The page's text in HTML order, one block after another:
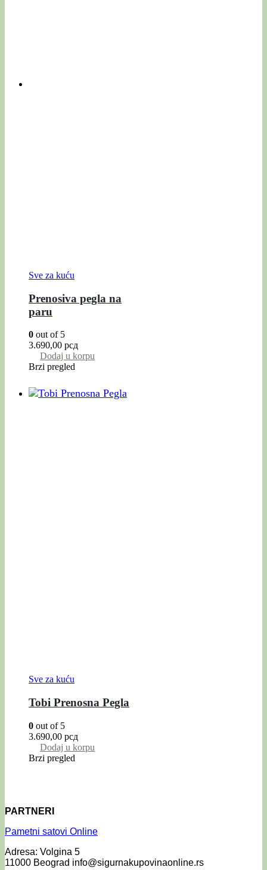
Sve za kuću
Prenosiva pegla na
paru
0 out of 5
3.690,00 рсд
Dodaj u korpu
Brzi pregled
Sve za kuću
Tobi Prenosna Pegla
0 out of 5
3.690,00 рсд
Dodaj u korpu
Brzi pregled
PARTNERI
Pametni satovi Online
Adresa: Volgina 5
11000 Beograd info@sigurnakupovinaonline.rs